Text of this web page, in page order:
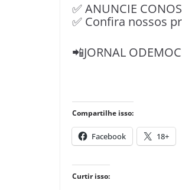
✅ ANUNCIE
✅ Confira nossos
📲JORNAL
Compartilhe isso:
Facebook 18+
Curtir isso: